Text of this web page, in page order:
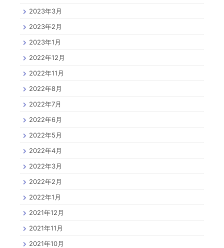
2023年3月
2023年2月
2023年1月
2022年12月
2022年11月
2022年8月
2022年7月
2022年6月
2022年5月
2022年4月
2022年3月
2022年2月
2022年1月
2021年12月
2021年11月
2021年10月